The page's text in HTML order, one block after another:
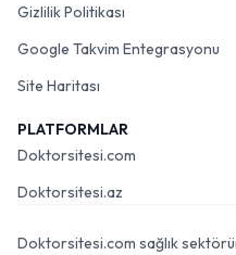
Gizlilik Politikası
Google Takvim Entegrasyonu
Site Haritası
PLATFORMLAR
Doktorsitesi.com
Doktorsitesi.az
Doktorsitesi.com sağlık